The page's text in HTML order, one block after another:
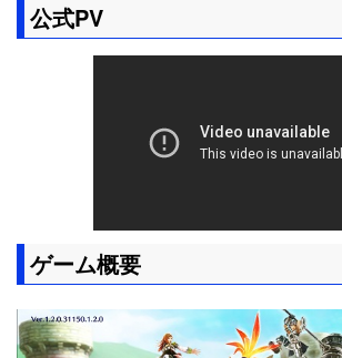
公式PV
ゲーム概要